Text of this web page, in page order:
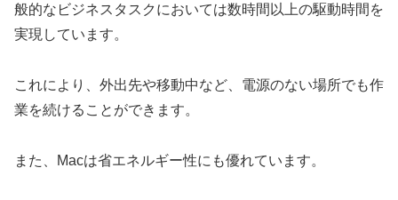
般的なビジネスタスクにおいては数時間以上の駆動時間を
実現しています。
これにより、外出先や移動中など、電源のない場所でも作
業を続けることができます。
また、Macは省エネルギー性にも優れています。